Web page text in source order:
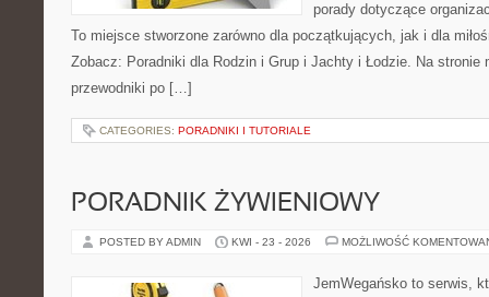
porady dotyczące
To miejsce stworzone zarówno dla początkujących, jak i dla
Zobacz: Poradniki dla Rodzin i Grup i Jachty i Łodzie. Na stronie
przewodniki po […]
CATEGORIES: PORADNIKI I TUTORIALE
PORADNIK ŻYWIENIOWY
POSTED BY ADMIN KWI - 23 - 2026 MOŻLIWOŚĆ
JemWegańsko to serwis,